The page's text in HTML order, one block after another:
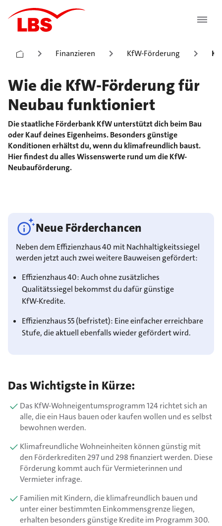
Finanzieren KfW-Förderung
Wie die KfW-Förderung für
Neubau funktioniert
Die staatliche Förderbank KfW unterstützt dich beim Bau
oder Kauf deines Eigenheims. Besonders günstige
Konditionen erhältst du, wenn du klimafreundlich baust.
Hier findest du alles Wissenswerte rund um die KfW-
Neubauförderung.
Neue Förderchancen
Neben dem Effizienzhaus 40 mit Nachhaltigkeitssiegel
werden jetzt auch zwei weitere Bauweisen gefördert:
Effizienzhaus 40: Auch ohne zusätzliches
Qualitätssiegel bekommst du dafür günstige
KfW‑Kredite.
Effizienzhaus 55 (befristet): Eine einfacher erreichbare
Stufe, die aktuell ebenfalls wieder gefördert wird.
Das Wichtigste in Kürze:
Das KfW-Wohneigentumsprogramm 124 richtet sich an
alle, die ein Haus bauen oder kaufen wollen und es selbst
bewohnen werden.
Klimafreundliche Wohneinheiten können günstig mit
den Förderkrediten 297 und 298 finanziert werden. Diese
Förderung kommt auch für Vermieterinnen und
Vermieter infrage.
Familien mit Kindern, die klimafreundlich bauen und
unter einer bestimmten Einkommensgrenze liegen,
erhalten besonders günstige Kredite im Programm 300.